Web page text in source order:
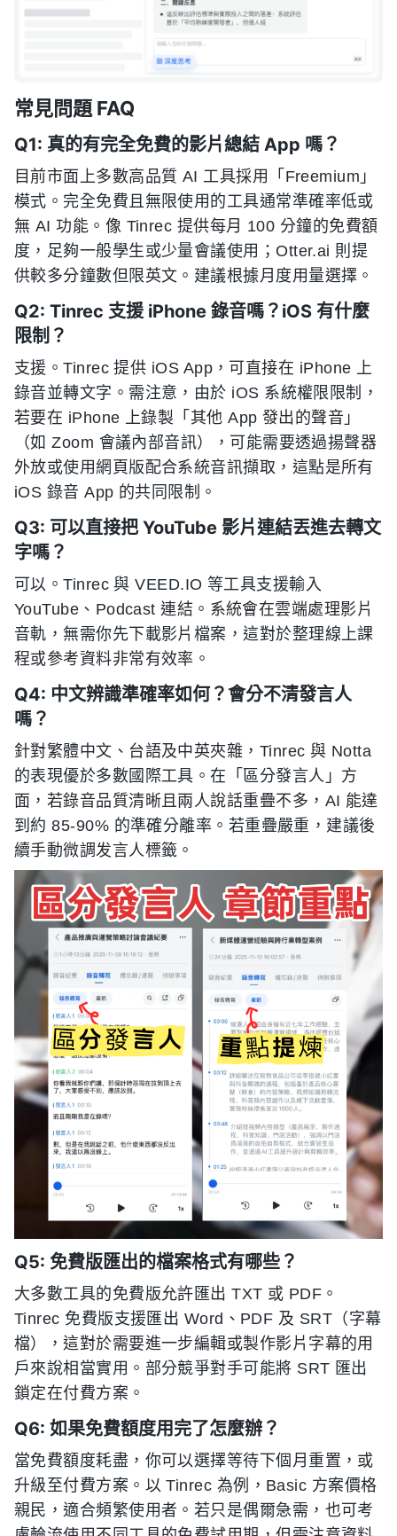
常見問題 FAQ
Q1: 真的有完全免費的影片總結 App 嗎？
目前市面上多數高品質 AI 工具採用「Freemium」
模式。完全免費且無限使用的工具通常準確率低或
無 AI 功能。像 Tinrec 提供每月 100 分鐘的免費額
度，足夠一般學生或少量會議使用；Otter.ai 則提
供較多分鐘數但限英文。建議根據月度用量選擇。
Q2: Tinrec 支援 iPhone 錄音嗎？iOS 有什麼
限制？
支援。Tinrec 提供 iOS App，可直接在 iPhone 上
錄音並轉文字。需注意，由於 iOS 系統權限限制，
若要在 iPhone 上錄製「其他 App 發出的聲音」
（如 Zoom 會議內部音訊），可能需要透過揚聲器
外放或使用網頁版配合系統音訊擷取，這點是所有
iOS 錄音 App 的共同限制。
Q3: 可以直接把 YouTube 影片連結丟進去轉文
字嗎？
可以。Tinrec 與 VEED.IO 等工具支援輸入
YouTube、Podcast 連結。系統會在雲端處理影片
音軌，無需你先下載影片檔案，這對於整理線上課
程或參考資料非常有效率。
Q4: 中文辨識準確率如何？會分不清發言人
嗎？
針對繁體中文、台語及中英夾雜，Tinrec 與 Notta
的表現優於多數國際工具。在「區分發言人」方
面，若錄音品質清晰且兩人說話重疊不多，AI 能達
到約 85-90% 的準確分離率。若重疊嚴重，建議後
續手動微調发言人標籤。
Q5: 免費版匯出的檔案格式有哪些？
大多數工具的免費版允許匯出 TXT 或 PDF。
Tinrec 免費版支援匯出 Word、PDF 及 SRT（字幕
檔），這對於需要進一步編輯或製作影片字幕的用
戶來說相當實用。部分競爭對手可能將 SRT 匯出
鎖定在付費方案。
Q6: 如果免費額度用完了怎麼辦？
當免費額度耗盡，你可以選擇等待下個月重置，或
升級至付費方案。以 Tinrec 為例，Basic 方案價格
親民，適合頻繁使用者。若只是偶爾急需，也可考